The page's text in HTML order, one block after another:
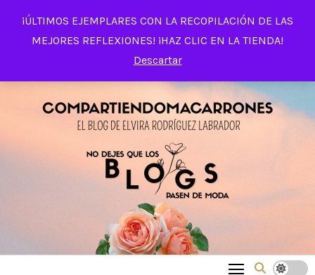
¡ÚLTIMOS EJEMPLARES CON LA RECOPILACIÓN DE LAS
MEJORES REFLEXIONES! ¡HAZ CLIC EN LA TIENDA!
Descartar
contenido